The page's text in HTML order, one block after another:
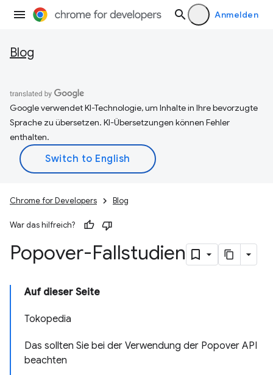
Anmelden
Blog
Google verwendet KI-Technologie, um Inhalte in Ihre bevorzugte
Sprache zu übersetzen. KI-Übersetzungen können Fehler
enthalten.
Chrome for Developers Blog
War das hilfreich?
Popover-Fallstudien
Auf dieser Seite
Tokopedia
Das sollten Sie bei der Verwendung der Popover API
beachten